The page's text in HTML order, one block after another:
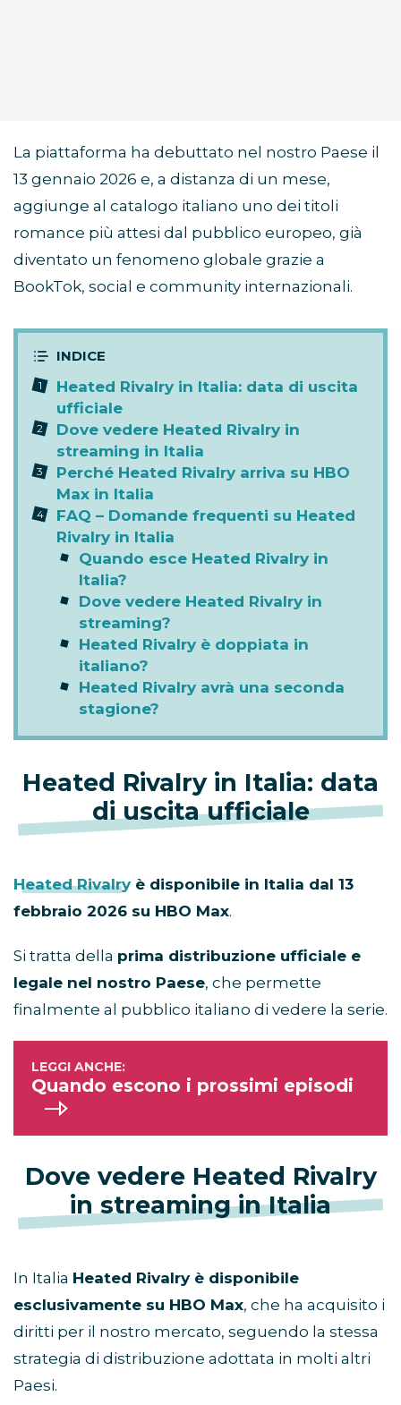
La piattaforma ha debuttato nel nostro Paese il
13 gennaio 2026 e, a distanza di un mese,
aggiunge al catalogo italiano uno dei titoli
romance più attesi dal pubblico europeo, già
diventato un fenomeno globale grazie a
BookTok, social e community internazionali.
Heated Rivalry in Italia: data di uscita
ufficiale
Dove vedere Heated Rivalry in
streaming in Italia
Perché Heated Rivalry arriva su HBO
Max in Italia
FAQ – Domande frequenti su Heated
Rivalry in Italia
Quando esce Heated Rivalry in
Italia?
Dove vedere Heated Rivalry in
streaming?
Heated Rivalry è doppiata in
italiano?
Heated Rivalry avrà una seconda
stagione?
Heated Rivalry in Italia: data
di uscita ufficiale
Heated Rivalry è disponibile in Italia dal 13
febbraio 2026 su HBO Max.
Si tratta della prima distribuzione ufficiale e
legale nel nostro Paese, che permette
finalmente al pubblico italiano di vedere la serie.
Quando escono i prossimi episodi
Dove vedere Heated Rivalry
in streaming in Italia
In Italia Heated Rivalry è disponibile
esclusivamente su HBO Max, che ha acquisito i
diritti per il nostro mercato, seguendo la stessa
strategia di distribuzione adottata in molti altri
Paesi.